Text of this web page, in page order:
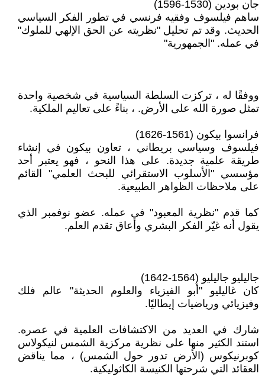
جان بودين (1530-1596)
ساهم فيلسوف وفقيه فرنسي في تطور الفكر السياسي
الحديث. وقد تم تحليل "نظريته عن الحق الإلهي للملوك"
في عمله. "الجمهورية"
ووفقًا له ، تركزت السلطة السياسية في شخصية واحدة
تمثل صورة الله على الأرض. ، بناءً على تعاليم الملكية.
فرانسوا بيكون (1561-1626)
فيلسوف وسياسي بريطاني ، تعاون بيكون في إنشاء
طريقة علمية جديدة. على هذا النحو ، فهو يعتبر أحد
مؤسسي "الأسلوب الاستقرائي للبحث العلمي" القائم
على ملاحظات الظواهر الطبيعية.
كما قدم "نظرية المعبود" في عمله. عضو نوفمبر الذي
يقول أنه غيّر الفكر البشري وأعاق تقدم العلم.
جاليليو جاليليو (1564-1642)
كان غاليليو "أبو الفيزياء والعلوم الحديثة" عالم فلك
وفيزيائي ورياضيات إيطاليًا.
شارك في العديد من الاكتشافات العلمية في عصره.
استند الكثير منها على نظرية مركزية الشمس لنيكولاس
كوبرنيكوس (الأرض تدور حول الشمس) ، مما يناقض
العقائد التي شرحتها الكنيسة الكاثوليكية.